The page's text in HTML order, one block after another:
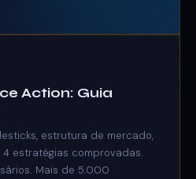
Action: Guia
estrutura de mercado,
estratégias comprovadas.
Mais de 5.000